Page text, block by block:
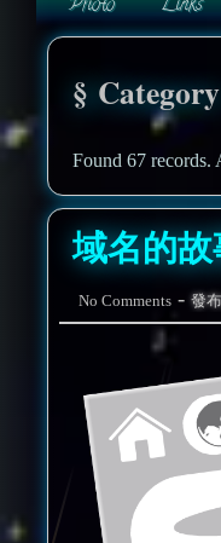
Found 67 records.
域名的
No Comments -發